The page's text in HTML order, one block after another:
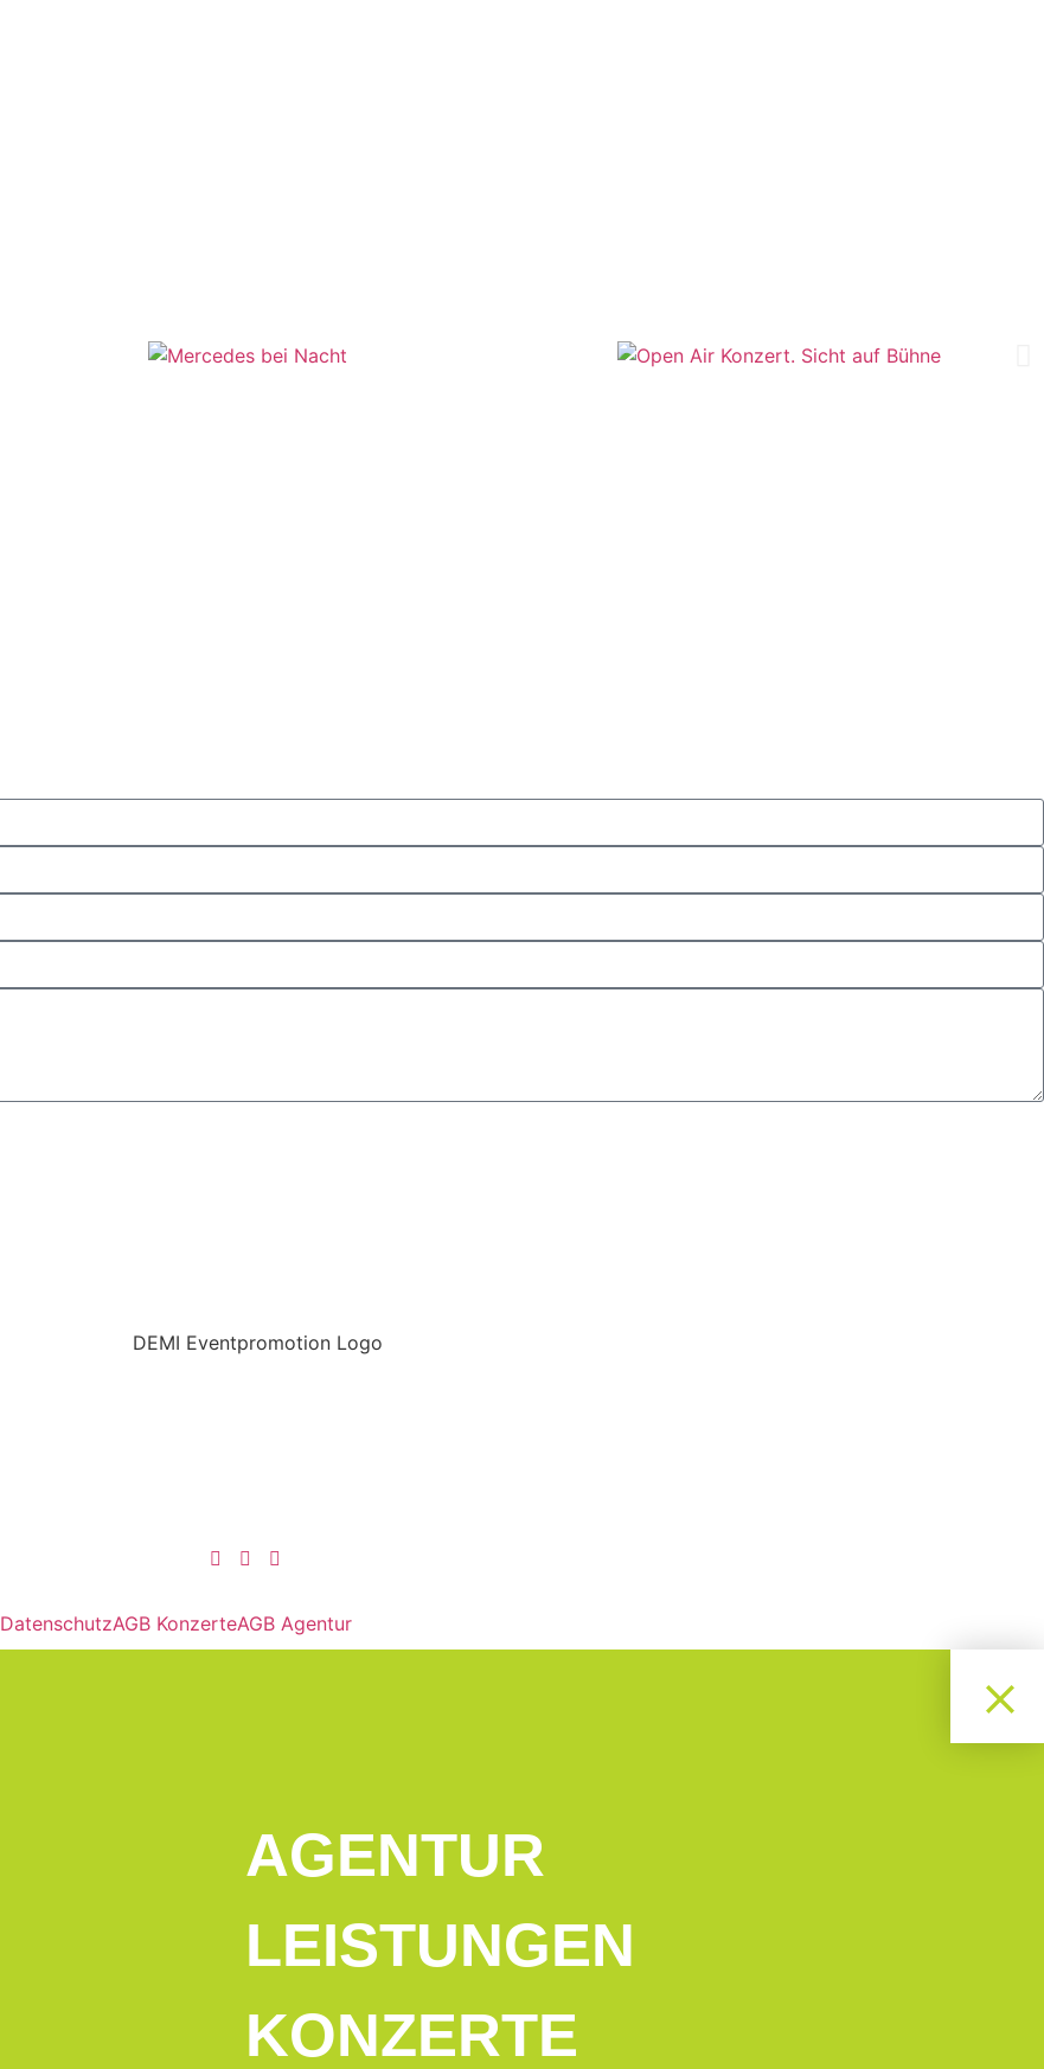
DatenschutzAGB KonzerteAGB Agentur
AGENTUR
LEISTUNGEN
KONZERTE